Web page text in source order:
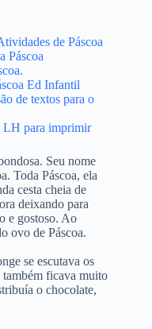
de Páscoa
Páscoa
Ed Infantil
de textos para o
LH para imprimir
Seu nome
Toda Páscoa, ela
cesta cheia de
deixando para
e gostoso. Ao
ovo de Páscoa.
se escutava os
ficava muito
o chocolate,